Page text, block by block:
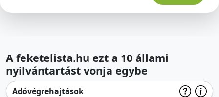
A feketelista.hu ezt a 10 állami
nyilvántartást vonja egybe
Adóvégrehajtások